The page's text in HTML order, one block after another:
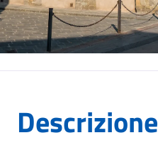
Descrizione